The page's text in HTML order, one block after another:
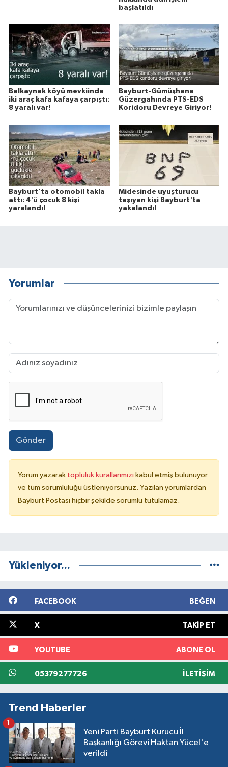
başlatıldı
Balkaynak köyü mevkiinde
iki araç kafa kafaya çarpıştı:
8 yaralı var!
Bayburt-Gümüşhane
Güzergahında PTS-EDS
Koridoru Devreye Giriyor!
Bayburt'ta otomobil takla
attı: 4'ü çocuk 8 kişi
yaralandı!
Midesinde uyuşturucu
taşıyan kişi Bayburt'ta
yakalandı!
Yorumlar
Gönder
Yorum yazarak topluluk kurallarımızı kabul etmiş bulunuyor
ve tüm sorumluluğu üstleniyorsunuz. Yazılan yorumlardan
Bayburt Postası hiçbir şekilde sorumlu tutulamaz.
Yükleniyor...
FACEBOOK BEĞEN
X TAKIP ET
YOUTUBE ABONE OL
05379277726 İLETIŞIM
Trend Haberler
Yeni Parti Bayburt Kurucu İl
Başkanlığı Görevi Haktan Yücel'e
verildi
1